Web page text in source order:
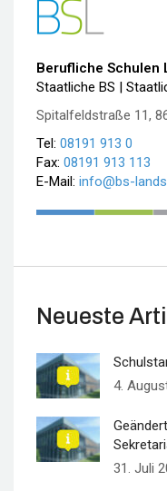
Berufliche Schulen
Staatliche BS |
Spitalfeldstraße 11,
Tel: 08191 913 0
Fax: 08191 913 113
E-Mail: info@bs-
Neueste
4.
31. Juli